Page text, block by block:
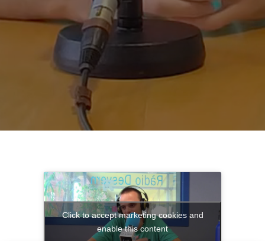
Click to accept marketing cookies and
enable this content